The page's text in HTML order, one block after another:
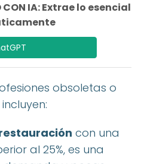
CON IA: Extrae lo esencial
obsoletas o
con una
al 25%, es una